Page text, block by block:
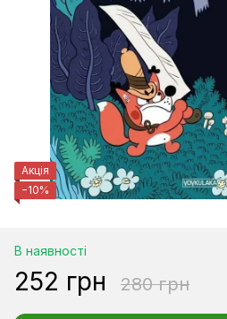
Акція
−10%
В наявності
252 грн 280 грн